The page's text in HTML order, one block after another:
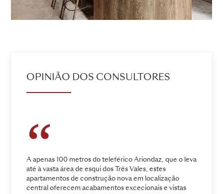
OPINIÃO DOS CONSULTORES
A apenas 100 metros do teleférico Ariondaz, que o leva
até à vasta área de esqui dos Três Vales, estes
apartamentos de construção nova em localização
central oferecem acabamentos excecionais e vistas